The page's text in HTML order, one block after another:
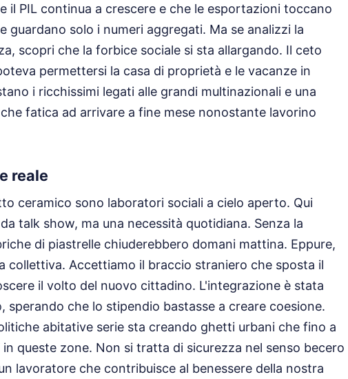
il PIL continua a crescere e che le esportazioni toccano
guardano solo i numeri aggregati. Ma se analizzi la
scopri che la forbice sociale si sta allargando. Il ceto
permettersi la casa di proprietà e le vacanze in
i ricchissimi legati alle grandi multinazionali e una
fatica ad arrivare a fine mese nonostante lavorino
reale
ceramico sono laboratori sociali a cielo aperto. Qui
talk show, ma una necessità quotidiana. Senza la
di piastrelle chiuderebbero domani mattina. Eppure,
collettiva. Accettiamo il braccio straniero che sposta il
il volto del nuovo cittadino. L'integrazione è stata
sperando che lo stipendio bastasse a creare coesione.
abitative serie sta creando ghetti urbani che fino a
queste zone. Non si tratta di sicurezza nel senso becero
lavoratore che contribuisce al benessere della nostra